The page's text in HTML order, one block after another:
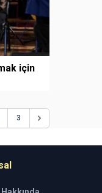
için
3